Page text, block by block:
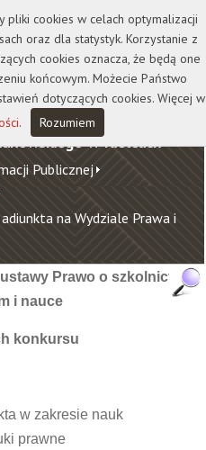
Wydawnictwo
w Kielcach
Publicznej
na Wydziale Prawa i
Prawo o szkolnictwie
i nauce
konkursu
w zakresie nauk
prawne
pliki cookies w celach optymalizacji
oraz dla statystyk. Korzystanie z
cookies oznacza, że będą one
końcowym. Możecie Państwo
dotyczących cookies. Więcej w
. Rozumiem